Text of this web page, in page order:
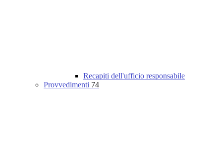
Recapiti dell'ufficio responsabile
Provvedimenti 74